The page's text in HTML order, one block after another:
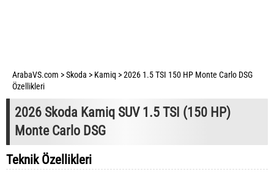
ArabaVS.com >Skoda > Kamiq >2026 1.5 TSI 150 HP Monte Carlo DSG
Özellikleri
2026 Skoda Kamiq SUV 1.5 TSI (150 HP)
Monte Carlo DSG
Teknik Özellikleri